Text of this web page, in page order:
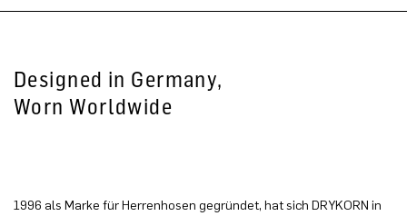
Designed in Germany,
Worn Worldwide
1996 als Marke für Herrenhosen gegründet, hat sich DRYKORN in